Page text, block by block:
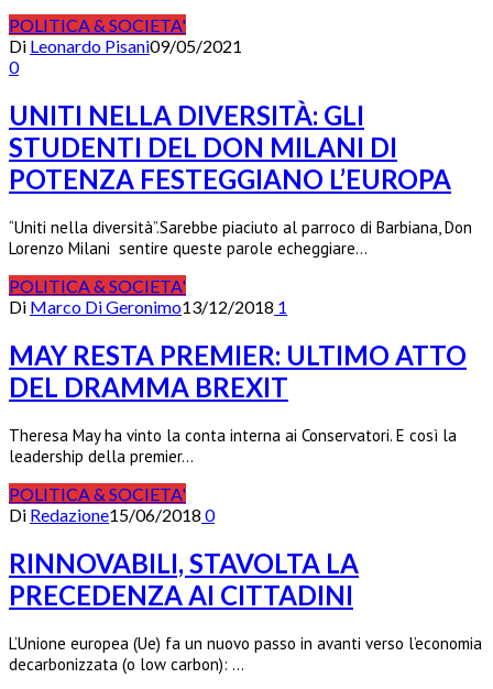
POLITICA & SOCIETA'
Di Leonardo Pisani09/05/2021
0
UNITI NELLA DIVERSITÀ: GLI
STUDENTI DEL DON MILANI DI
POTENZA FESTEGGIANO L’EUROPA
“Uniti nella diversità”.Sarebbe piaciuto al parroco di Barbiana, Don
Lorenzo Milani sentire queste parole echeggiare…
POLITICA & SOCIETA'
Di Marco Di Geronimo13/12/2018 1
MAY RESTA PREMIER: ULTIMO ATTO
DEL DRAMMA BREXIT
Theresa May ha vinto la conta interna ai Conservatori. E così la
leadership della premier…
POLITICA & SOCIETA'
Di Redazione15/06/2018 0
RINNOVABILI, STAVOLTA LA
PRECEDENZA AI CITTADINI
L’Unione europea (Ue) fa un nuovo passo in avanti verso l’economia
decarbonizzata (o low carbon): …